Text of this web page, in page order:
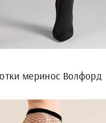
меринос Волфорд